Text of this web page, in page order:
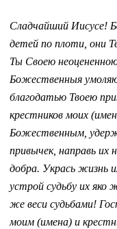
Сладчайший Иисусе!
детей по плоти, они
Ты Своею
Божественныя
благодатью Твоею
крестников моих
Божественным,
привычек, направь
добра. Укрась жизнь
устрой судьбу их
же веси судьбами!
моим (имена) и